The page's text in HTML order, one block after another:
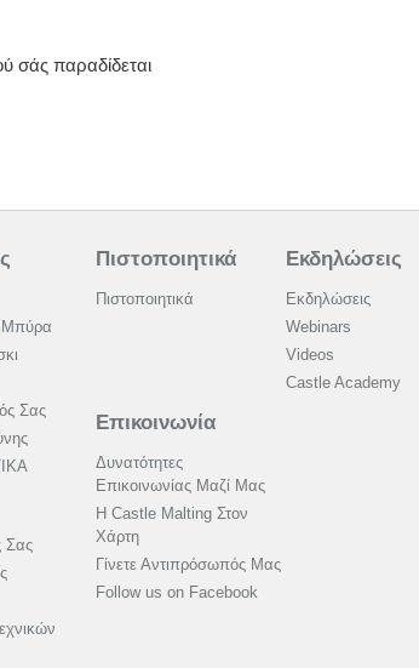
σάς παραδίδεται
Μπύρα
Σας
Σας
Πιστοποιητικά
Πιστοποιητικά
Εκδηλώσεις
Εκδηλώσεις
Webinars
Videos
Castle Academy
Επικοινωνία
Δυνατότητες
Επικοινωνίας Μαζί Μας
Η Castle Malting Στον
Χάρτη
Γίνετε Αντιπρόσωπός Μας
Follow us on Facebook